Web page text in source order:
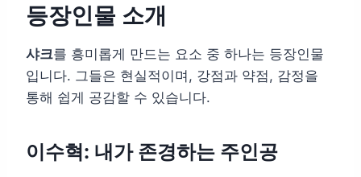
등장인물 소개
샤크를 흥미롭게 만드는 요소 중 하나는 등장인물
입니다. 그들은 현실적이며, 강점과 약점, 감정을
통해 쉽게 공감할 수 있습니다.
이수혁: 내가 존경하는 주인공